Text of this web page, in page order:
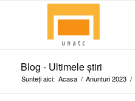
Blog - Ultimele știri
Sunteți aici: Acasa / Anunturi 2023 /